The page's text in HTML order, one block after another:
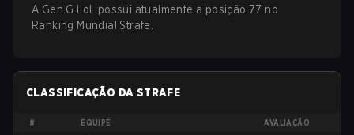
A Gen.G LoL possui atualmente a posição 77 no
Ranking Mundial Strafe.
CLASSIFICAÇÃO DA STRAFE
# EQUIPE AVALIAÇÃO